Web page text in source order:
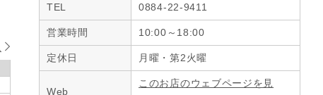
TEL 0884-22-9411
営業時間 10:00～18:00
定休日 月曜・第2火曜
Web
このお店のウェブページを見